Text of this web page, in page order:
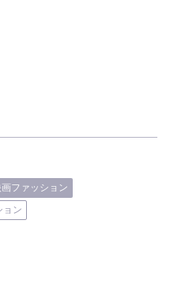
画ファッション
ョン